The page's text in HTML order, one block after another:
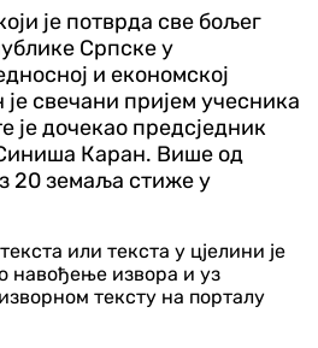
је потврда све бољег
Српске у
и економској
свечани пријем учесника
је дочекао предсједник
Каран. Више од
20 земаља стиже у
или текста у цјелини је
навођење извора и уз
тексту на порталу